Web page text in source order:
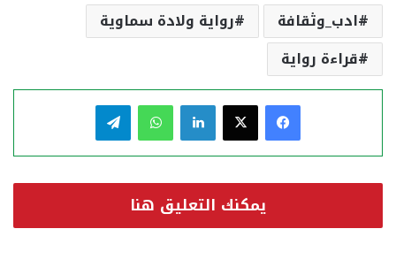
ادب_وثقافة
رواية ولادة سماوية
قراءة رواية
فيسبوك لينكدإن واتساب
يمكنك التعليق هنا